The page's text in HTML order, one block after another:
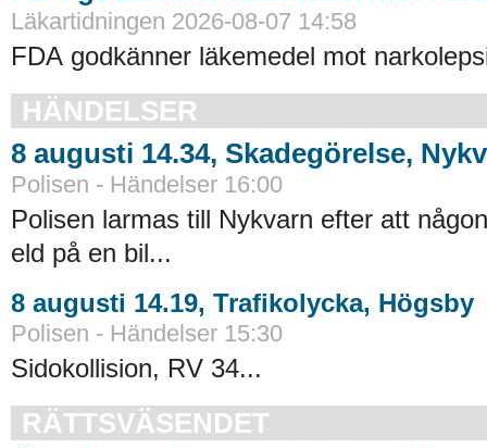
Läkartidningen 2026-08-07 14:58
FDA godkänner läkemedel mot
HÄNDELSER
8 augusti 14.34, Skadegörelse,
Polisen - Händelser 16:00
Polisen larmas till Nykvarn efter att
eld på en bil...
8 augusti 14.19, Trafikolycka, Högsby
Polisen - Händelser 15:30
Sidokollision, RV 34...
RÄTTSVÄSENDET